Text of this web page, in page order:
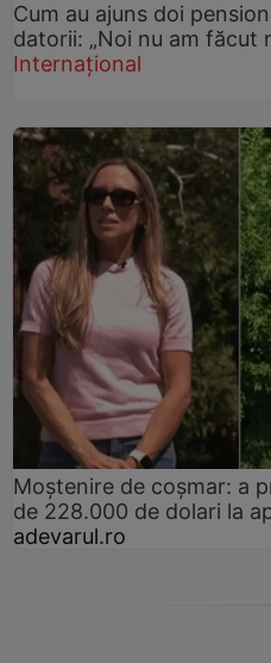
Cum au ajuns doi
datorii: „Noi nu am făcut
Internațional
Moștenire de coșmar: a
de 228.000 de dolari la
adevarul.ro